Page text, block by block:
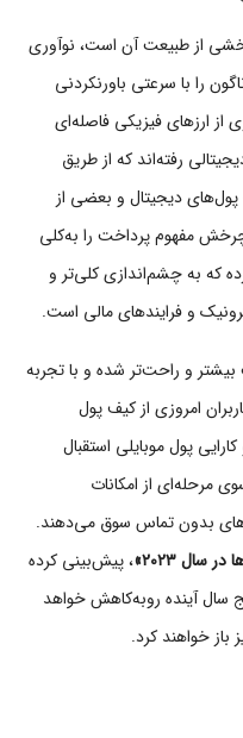
از طبیعت آن است، نوآوری
را با سرعتی باورنکردنی
ارزهای فیزیکی فاصله‌ای
رفته‌اند که از طریق
دیجیتال و بعضی از
مفهوم پرداخت را به‌کلی
که به چشم‌اندازی کلی‌تر و
و فرایندهای مالی است.
و راحت‌تر شده و با تجربه‌
امروزی از کیف پول
پول موبایلی استقبال
مرحله‌ای از امکانات
بدون تماس سوق می‌دهند.
۲۰۲۳»
، پیش‌بینی کرده
آینده رو‌به‌کاهش خواهد
باز خواهند کرد.